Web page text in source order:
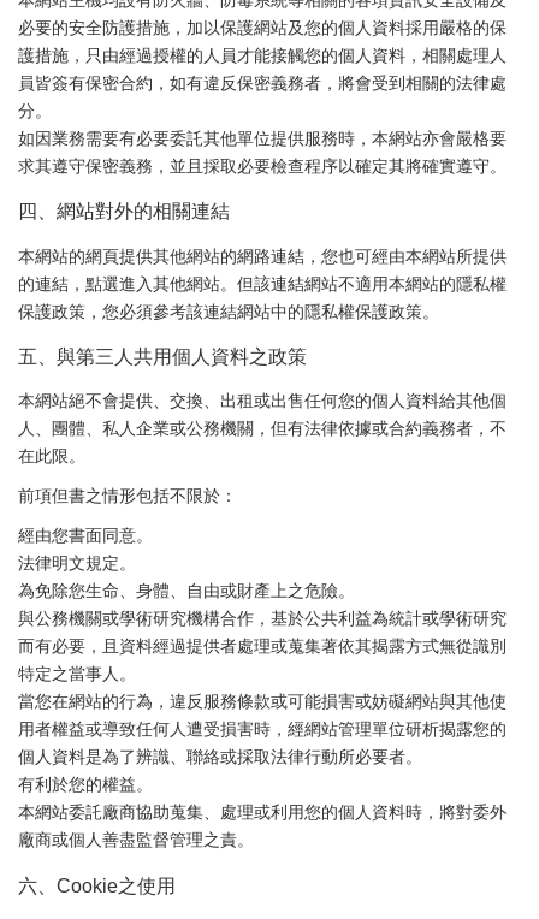
必要的安全防護措施，加以保護網站及您的個人資料採用嚴格的保
護措施，只由經過授權的人員才能接觸您的個人資料，相關處理人
員皆簽有保密合約，如有違反保密義務者，將會受到相關的法律處
分。
如因業務需要有必要委託其他單位提供服務時，本網站亦會嚴格要
求其遵守保密義務，並且採取必要檢查程序以確定其將確實遵守。
四、網站對外的相關連結
本網站的網頁提供其他網站的網路連結，您也可經由本網站所提供
的連結，點選進入其他網站。但該連結網站不適用本網站的隱私權
保護政策，您必須參考該連結網站中的隱私權保護政策。
五、與第三人共用個人資料之政策
本網站絕不會提供、交換、出租或出售任何您的個人資料給其他個
人、團體、私人企業或公務機關，但有法律依據或合約義務者，不
在此限。
前項但書之情形包括不限於：
經由您書面同意。
法律明文規定。
為免除您生命、身體、自由或財產上之危險。
與公務機關或學術研究機構合作，基於公共利益為統計或學術研究
而有必要，且資料經過提供者處理或蒐集著依其揭露方式無從識別
特定之當事人。
當您在網站的行為，違反服務條款或可能損害或妨礙網站與其他使
用者權益或導致任何人遭受損害時，經網站管理單位研析揭露您的
個人資料是為了辨識、聯絡或採取法律行動所必要者。
有利於您的權益。
本網站委託廠商協助蒐集、處理或利用您的個人資料時，將對委外
廠商或個人善盡監督管理之責。
六、Cookie之使用